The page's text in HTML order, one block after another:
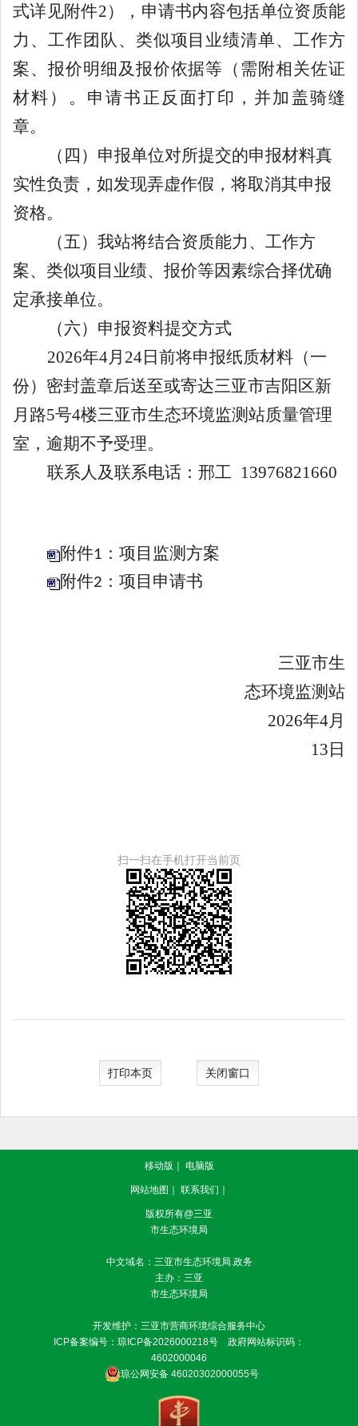
式详见附件2），申请书内容包括单位资质能
力、工作团队、类似项目业绩清单、工作方
案、报价明细及报价依据等（需附相关佐证
材料）。申请书正反面打印，并加盖骑缝
章。
（四）申报单位对所提交的申报材料真
实性负责，如发现弄虚作假，将取消其申报
资格。
（五）我站将结合资质能力、工作方
案、类似项目业绩、报价等因素综合择优确
定承接单位。
（六）申报资料提交方式
2026年4月 24日前将申报纸质材料（一
份）密封盖章后送至或寄达三亚市吉阳区新
月路5号4楼三亚市生态环境监测站质量管理
室，逾期不予受理。
联系人及联系电话：邢工 13976821660
附件1：项目监测方案
附件2：项目申请书
三亚市生
态环境监测站
2026年4月
13 日
扫一扫在手机打开当前页
打印本页 关闭窗口
移动版 ｜ 电脑版
网站地图 ｜ 联系我们 ｜
版权所有@三亚
市生态环境局
中文域名：三亚市生态环境局.政务
主办：三亚
市生态环境局
开发维护：三亚市营商环境综合服务中心
ICP备案编号： 琼ICP备2026000218号
政府网站标识码：
4602000046
琼公网安备 46020302000055号